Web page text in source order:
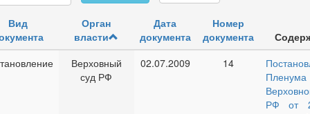
Вид
Орган
власти
Дата
документа
Номер
документа
Верховный
суд РФ
02.07.2009 14
Пленума
РФ от